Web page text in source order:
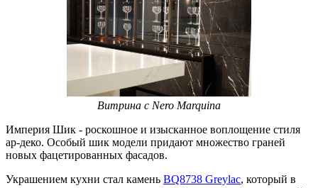
Витрина с Nero Marquina
Империя Шик - роскошное и изысканное воплощение стиля
ар-деко. Особый шик модели придают множество граней
новых фацетированных фасадов.
Украшением кухни стал камень BQ8738 Greylac, который в